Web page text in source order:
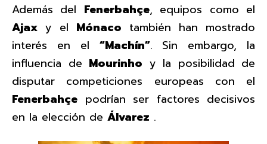
Además del Fenerbahçe, equipos como el
Ajax y el Mónaco también han mostrado
interés en el “Machín”. Sin embargo, la
influencia de Mourinho y la posibilidad de
disputar competiciones europeas con el
Fenerbahçe podrían ser factores decisivos
en la elección de Álvarez .